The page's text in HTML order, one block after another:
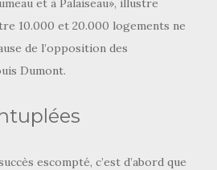
et à Palaiseau», illustre
10.000 et 20.000 logements ne
de l’opposition des
Dumont.
escompté, c’est d’abord que